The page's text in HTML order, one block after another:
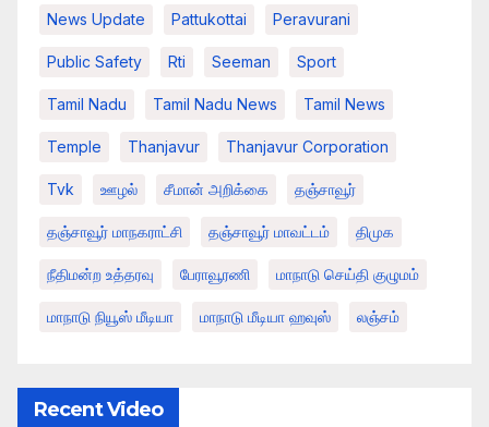
News Update Pattukottai Peravurani
Public Safety Rti Seeman Sport
Tamil Nadu Tamil Nadu News Tamil News
Temple Thanjavur Thanjavur Corporation
Tvk ஊழல் சீமான் அறிக்கை தஞ்சாவூர்
தஞ்சாவூர் மாநகராட்சி தஞ்சாவூர் மாவட்டம் திமுக
நீதிமன்ற உத்தரவு பேராவூரணி மாநாடு செய்தி குழுமம்
மாநாடு நியூஸ் மீடியா மாநாடு மீடியா ஹவுஸ் லஞ்சம்
Recent Video